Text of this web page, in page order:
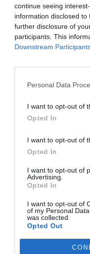
continue seeing
information disclosed
further disclosure of
participants. This
Downstream
Personal Data
I want to opt-out of
Opted In
I want to opt-out of
Opted In
I want to opt-out of
Advertising.
Opted In
I want to opt-out of
of my Personal
was collected.
Opted Out